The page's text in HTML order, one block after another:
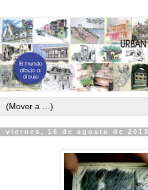
viernes, 16 de agosto de 2013